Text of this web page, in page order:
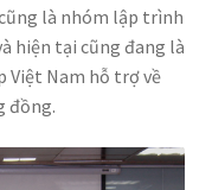
là nhóm lập trình
hiện tại cũng đang là
Việt Nam hỗ trợ về
đồng.